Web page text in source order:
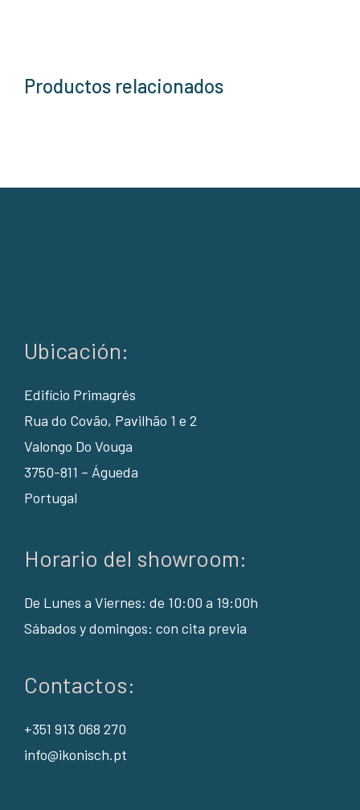
Productos relacionados
Ubicación:
Edifício Primagrés
Rua do Covão, Pavilhão 1 e 2
Valongo Do Vouga
3750-811 – Águeda
Portugal
Horario del showroom:
De Lunes a Viernes: de 10:00 a 19:00h
Sábados y domingos: con cita previa
Contactos:
+351 913 068 270
info@ikonisch.pt